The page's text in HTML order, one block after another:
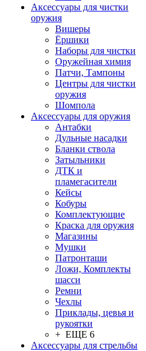
Аксессуары для чистки
оружия
Вишеры
Ёршики
Наборы для чистки
Оружейная химия
Патчи, Тампоны
Центры для чистки
оружия
Шомпола
Аксессуары для оружия
Антабки
Дульные насадки
Бланки ствола
Затыльники
ДТК и
пламегасители
Кейсы
Кобуры
Комплектующие
Краска для оружия
Магазины
Мушки
Патронташи
Ложи, Комплекты
шасси
Ремни
Чехлы
Приклады, цевья и
рукоятки
+ ЕЩЕ 6
Аксессуары для стрельбы